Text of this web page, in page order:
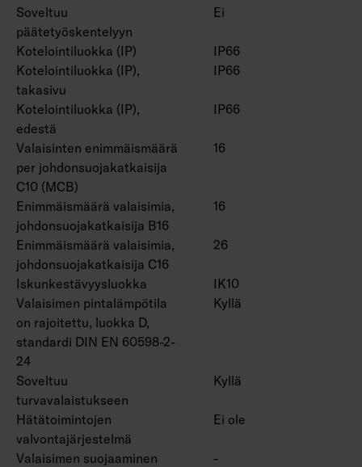
4309996.
Monipuoliset mahdollisuudet
projektiräätälöintiin:
CRI > 80: 3000 K, 5000 K, 6500 K, CRI > 90:
3000 K, 4000 K, 5000 K, 6500 K. Valaistuksen
ohjaukseen saatavana mm. Casambi-ohjaus.
Saatavana myös turvavalo-versioina yhden ja
kolmen tunnin akuilla.
Soveltuu
päätetyöskentelyyn
Ei
Kotelointiluokka (IP)
IP66
Kotelointiluokka (IP),
takasivu
IP66
Kotelointiluokka (IP),
edestä
IP66
Valaisinten enimmäismäärä
per johdonsuojakatkaisija
C10 (MCB)
16
Enimmäismäärä valaisimia,
johdonsuojakatkaisija B16
16
Enimmäismäärä valaisimia,
johdonsuojakatkaisija C16
26
Iskunkestävyysluokka
IK10
Valaisimen pintalämpötila
on rajoitettu, luokka D,
standardi DIN EN 60598-2-
24
Kyllä
Soveltuu
turvavalaistukseen
Kyllä
Hätätoimintojen
valvontajärjestelmä
Ei ole
Valaisimen suojaaminen
-